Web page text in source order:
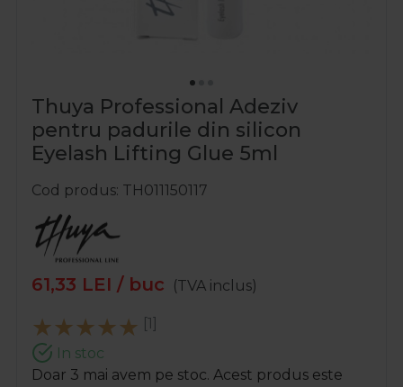
Thuya Professional Adeziv
pentru padurile din silicon
Eyelash Lifting Glue 5ml
Cod produs TH011150117
61,33 LEI / buc (TVA inclus)
[1]
In stoc
Doar 3 mai avem pe stoc. Acest produs este